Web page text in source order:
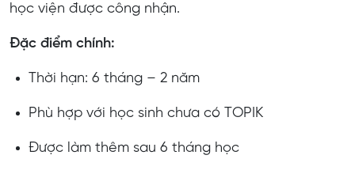
học viện được công nhận.
Đặc điểm chính:
Thời hạn: 6 tháng – 2 năm
Phù hợp với học sinh chưa có TOPIK
Được làm thêm sau 6 tháng học